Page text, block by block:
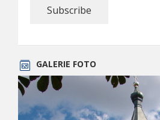
GALERIE FOTO